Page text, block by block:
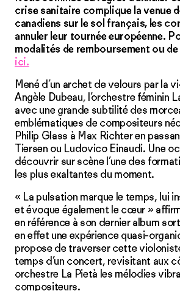
crise sanitaire complique la venue
canadiens sur le sol français, les
annuler leur tournée européenne.
modalités de remboursement ou
ici.
Mené d’un archet de velours par la
Angèle Dubeau, l’orchestre féminin
avec une grande subtilité des
emblématiques de compositeurs
Philip Glass à Max Richter en
Tiersen ou Ludovico Einaudi. Une
découvrir sur scène l’une des
les plus exaltantes du moment.
« La pulsation marque le temps, lui
et évoque également le cœur »
en référence à son dernier album
en effet une expérience quasi-
propose de traverser cette
temps d’un concert, revisitant aux
orchestre La Pietà les mélodies
compositeurs.